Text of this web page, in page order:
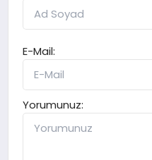
E-Mail:
Yorumunuz: